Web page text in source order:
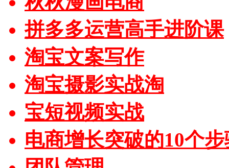
拼多多运营高手进阶课
淘宝文案写作
淘宝摄影实战淘
宝短视频实战
电商增长突破的10个